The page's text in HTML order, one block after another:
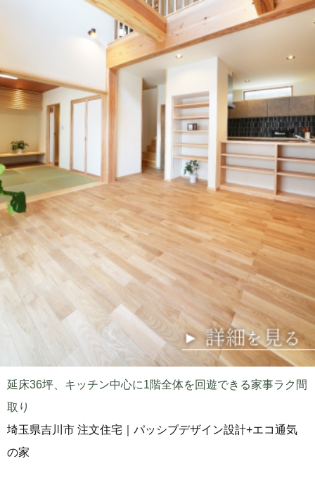
延床36坪、キッチン中心に1階全体を回遊できる家事ラク間
取り
埼玉県吉川市 注文住宅｜パッシブデザイン設計+エコ通気
の家